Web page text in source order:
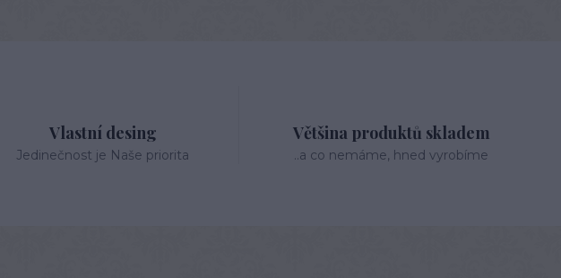
Vlastní desing
Jedinečnost je Naše priorita
Většina produktů skladem
..a co nemáme, hned vyrobíme